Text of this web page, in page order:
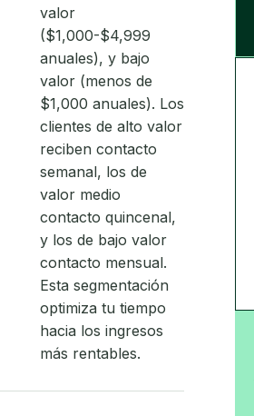
valor
($1,000-$4,999
anuales), y bajo
valor (menos de
$1,000 anuales). Los
clientes de alto valor
reciben contacto
semanal, los de
valor medio
contacto quincenal,
y los de bajo valor
contacto mensual.
Esta segmentación
optimiza tu tiempo
hacia los ingresos
más rentables.